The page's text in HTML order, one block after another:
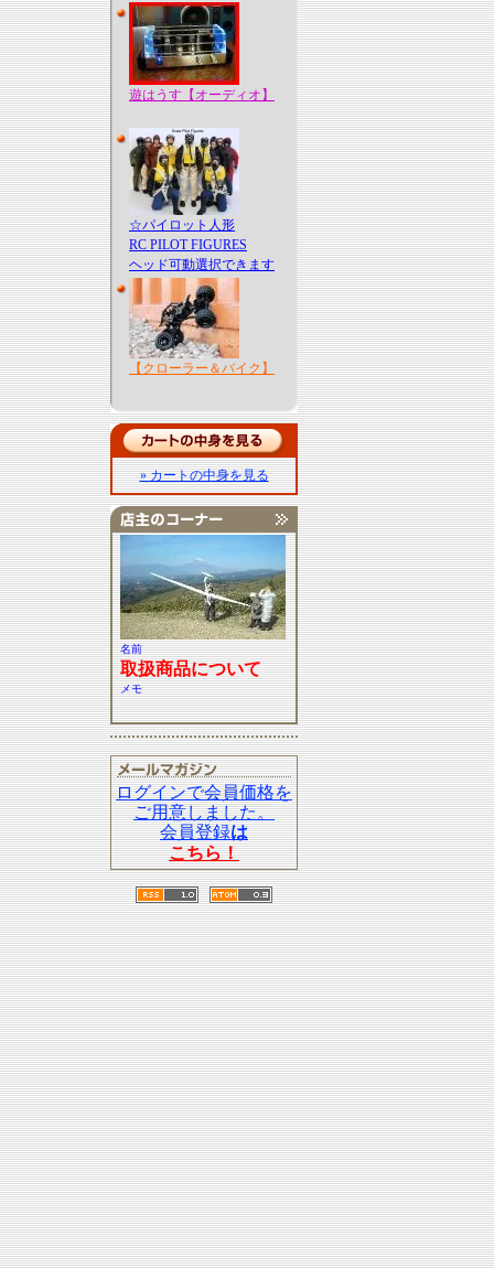
遊はうす【オーディオ】
☆パイロット人形
RC PILOT FIGURES
ヘッド可動選択できます
【クローラー＆バイク】
» カートの中身を見る
名前
取扱商品について
メモ
ログインで会員価格を
ご用意しました。
会員登録は
こちら！